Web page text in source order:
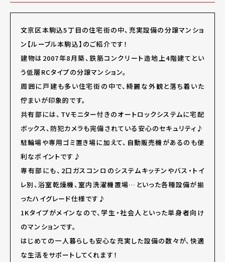
文京区本駒込5丁目の住宅街の中、充実設備の分譲マンショ
ン【ルーブル本駒込】のご紹介です！
建物は2007年8月築、鉄筋コンクリート造地上4階建てとい
う低層RCタイプの分譲マンション。
周囲に戸建も多い住宅街の中で、綺麗な外観と落ち着いた
佇まいが印象的です。
共有部には、TVモニター付きのオートロックシステムに宅配
ボックス、防犯カメラも完備されている安心のセキュリティ♪
駐輪場や専用ゴミ置き場に加えて、自動販売機があるのも便
利なポイントです♪
専有部にも、2口ガスコンロのシステムキッチンやバス・トイ
レ別、浴室乾燥機、室内洗濯機置場…といった各種設備が揃
ったハイグレード仕様です♪
1Kタイプがメインなので、学生・社会人といった単身者向け
のマンションです。
はじめての一人暮らしも安心な充実した設備の数々が、快適
な生活をサポートしてくれます！